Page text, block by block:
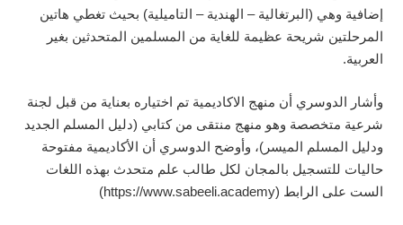
إضافية وهي (البرتغالية – الهندية – التاميلية) بحيث تغطي هاتين
المرحلتين شريحة عظيمة للغاية من المسلمين المتحدثين بغير
العربية.
وأشار الدوسري أن منهج الاكاديمية تم اختياره بعناية من قبل لجنة
شرعية متخصصة وهو منهج منتقى من كتابي (دليل المسلم الجديد
ودليل المسلم الميسر)، وأوضح الدوسري أن الأكاديمية مفتوحة
حاليات للتسجيل بالمجان لكل طالب علم متحدث بهذه اللغات
الست على الرابط (https://www.sabeeli.academy)